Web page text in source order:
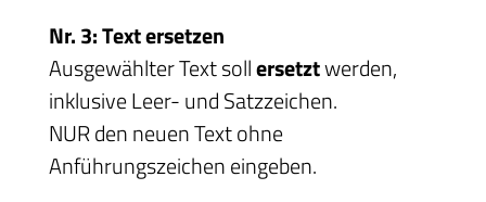
Nr. 3: Text ersetzen
Ausgewählter Text sollersetztwerden,
inklusive Leer- und Satzzeichen.
NUR den neuen Text ohne
Anführungszeichen eingeben.